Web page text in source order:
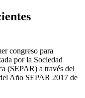
congreso para
por la Sociedad
(SEPAR) a través del
Año SEPAR 2017 de